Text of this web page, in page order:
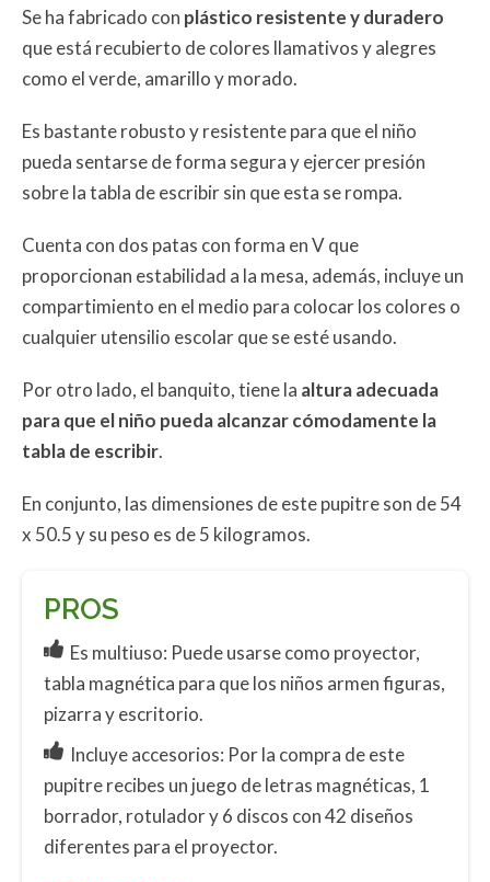
Se ha fabricado con plástico resistente y duradero
que está recubierto de colores llamativos y alegres
como el verde, amarillo y morado.
Es bastante robusto y resistente para que el niño
pueda sentarse de forma segura y ejercer presión
sobre la tabla de escribir sin que esta se rompa.
Cuenta con dos patas con forma en V que
proporcionan estabilidad a la mesa, además, incluye un
compartimiento en el medio para colocar los colores o
cualquier utensilio escolar que se esté usando.
Por otro lado, el banquito, tiene la altura adecuada
para que el niño pueda alcanzar cómodamente la
tabla de escribir.
En conjunto, las dimensiones de este pupitre son de 54
x 50.5 y su peso es de 5 kilogramos.
PROS
Es multiuso: Puede usarse como proyector,
tabla magnética para que los niños armen figuras,
pizarra y escritorio.
Incluye accesorios: Por la compra de este
pupitre recibes un juego de letras magnéticas, 1
borrador, rotulador y 6 discos con 42 diseños
diferentes para el proyector.